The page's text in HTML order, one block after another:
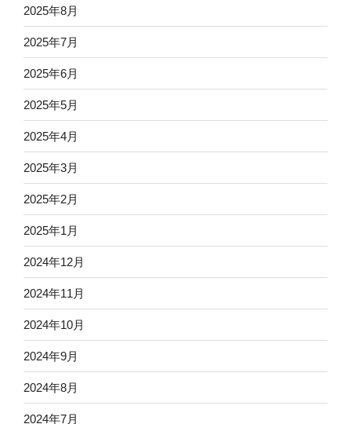
2025年8月
2025年7月
2025年6月
2025年5月
2025年4月
2025年3月
2025年2月
2025年1月
2024年12月
2024年11月
2024年10月
2024年9月
2024年8月
2024年7月